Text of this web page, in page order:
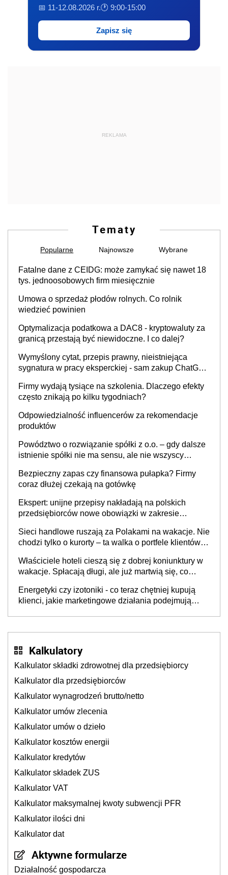
📅 11-12.08.2026 r.🕐 9:00-15:00
Zapisz się
REKLAMA
Tematy
Popularne Najnowsze Wybrane
Fatalne dane z CEIDG: może zamykać się nawet 18
tys. jednoosobowych firm miesięcznie
Umowa o sprzedaż płodów rolnych. Co rolnik
wiedzieć powinien
Optymalizacja podatkowa a DAC8 - kryptowaluty za
granicą przestają być niewidoczne. I co dalej?
Wymyślony cytat, przepis prawny, nieistniejąca
sygnatura w pracy eksperckiej - sam zakup ChatGPT
Firmy wydają tysiące na szkolenia. Dlaczego efekty
często znikają po kilku tygodniach?
Odpowiedzialność influencerów za rekomendacje
produktów
Powództwo o rozwiązanie spółki z o.o. – gdy dalsze
istnienie spółki nie ma sensu, ale nie wszyscy
Bezpieczny zapas czy finansowa pułapka? Firmy
coraz dłużej czekają na gotówkę
Ekspert: unijne przepisy nakładają na polskich
przedsiębiorców nowe obowiązki w zakresie
Sieci handlowe ruszają za Polakami na wakacje. Nie
chodzi tylko o kurorty – ta walka o portfele klientów
cichu
Właściciele hoteli cieszą się z dobrej koniunktury w
wakacje. Spłacają długi, ale już martwią się, co
Energetyki czy izotoniki - co teraz chętniej kupują
klienci, jakie marketingowe działania podejmują
Kalkulatory
Kalkulator składki zdrowotnej dla przedsiębiorcy
Kalkulator dla przedsiębiorców
Kalkulator wynagrodzeń brutto/netto
Kalkulator umów zlecenia
Kalkulator umów o dzieło
Kalkulator kosztów energii
Kalkulator kredytów
Kalkulator składek ZUS
Kalkulator VAT
Kalkulator maksymalnej kwoty subwencji PFR
Kalkulator ilości dni
Kalkulator dat
Aktywne formularze
Działalność gospodarcza